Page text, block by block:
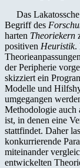
Das Lakatossche
Begriff des
harten Theoriekern
positiven Heuristik.
der Peripherie
skizziert ein
Modelle und
umgegangen
Methodologie auch
ist, in denen eine
stattfindet. Daher
konkurrierende
miteinander
entwickelten